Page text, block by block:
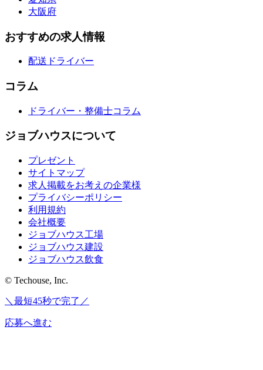
大阪府
おすすめの求人情報
配送ドライバー
コラム
ドライバー・整備士コラム
ジョブハウスについて
プレゼント
サイトマップ
求人掲載をお考えの企業様
プライバシーポリシー
利用規約
会社概要
ジョブハウス工場
ジョブハウス建設
ジョブハウス飲食
© Techouse, Inc.
＼最短45秒で完了／
応募へ進む